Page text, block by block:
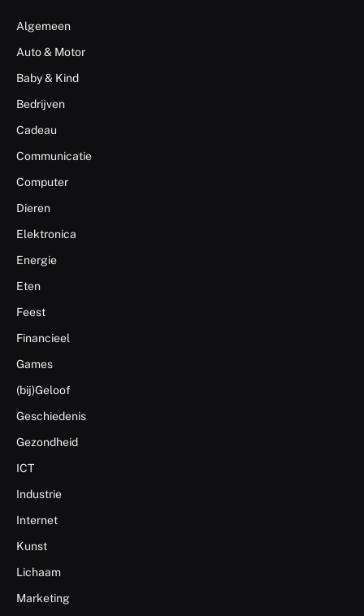
Algemeen
Auto & Motor
Baby & Kind
Bedrijven
Cadeau
Communicatie
Computer
Dieren
Elektronica
Energie
Eten
Feest
Financieel
Games
(bij)Geloof
Geschiedenis
Gezondheid
ICT
Industrie
Internet
Kunst
Lichaam
Marketing